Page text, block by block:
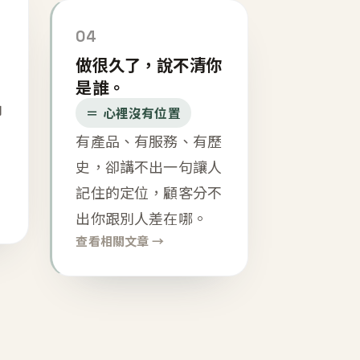
04
做很久了，說不清你
是誰。
＝ 心裡沒有位置
有產品、有服務、有歷
史，卻講不出一句讓人
記住的定位，顧客分不
出你跟別人差在哪。
查看相關文章 →